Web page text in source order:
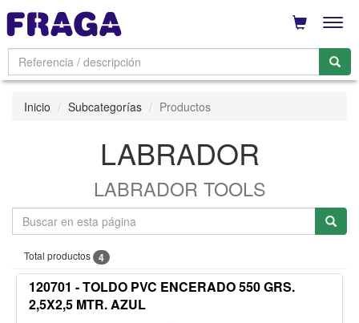
Inicio Subcategorías Productos
LABRADOR
LABRADOR TOOLS
Total productos 4
120701 - TOLDO PVC ENCERADO 550 GRS.
2,5X2,5 MTR. AZUL